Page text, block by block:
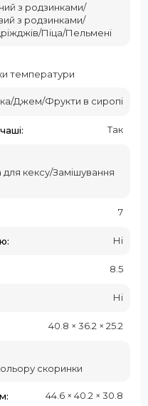
з родзинками/
з родзинками/
Піца/Пельмені
температури
Джем/Фрукти в сиропі
Так
для кексу/Замішування
7
Ні
8.5
Ні
40.8 × 36.2 × 25.2
скоринки
44.6 × 40.2 × 30.8